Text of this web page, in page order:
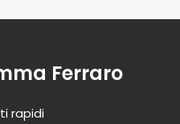
Ferraro
rapidi